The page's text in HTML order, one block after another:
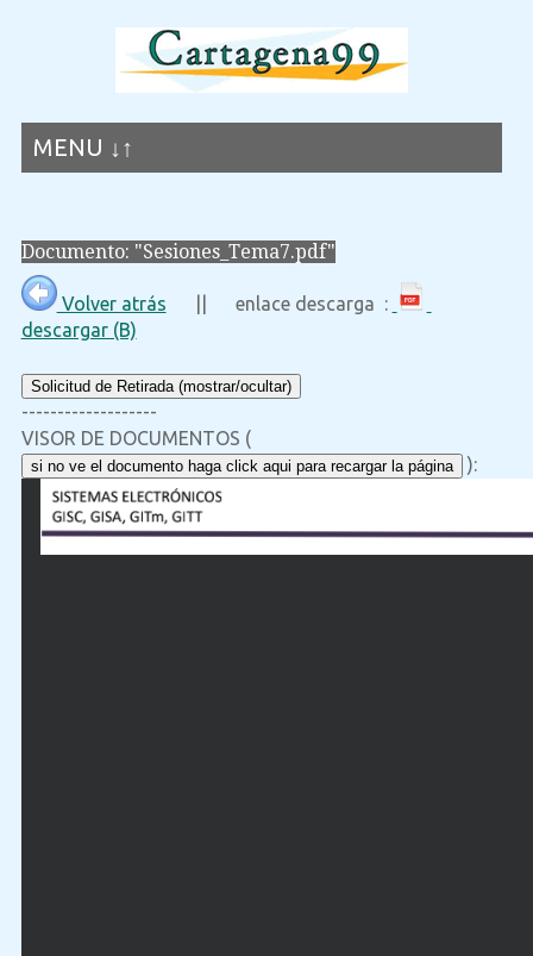
MENU ↓↑
Documento: "Sesiones_Tema7.pdf"
Volver atrás || enlace descarga :
descargar (B)
Solicitud de Retirada (mostrar/ocultar)
-------------------
VISOR DE DOCUMENTOS (
si no ve el documento haga click aqui para recargar la página ):